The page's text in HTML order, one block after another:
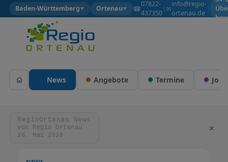
Baden-Württemberg▼ Ortenau▼ ☎07822-
437350
| ✉info@regio-
ortenau.de
|
News Angebote Termine Jobs
RegioOrtenau News
von Regio Ortenau
26. Mai 2026
×